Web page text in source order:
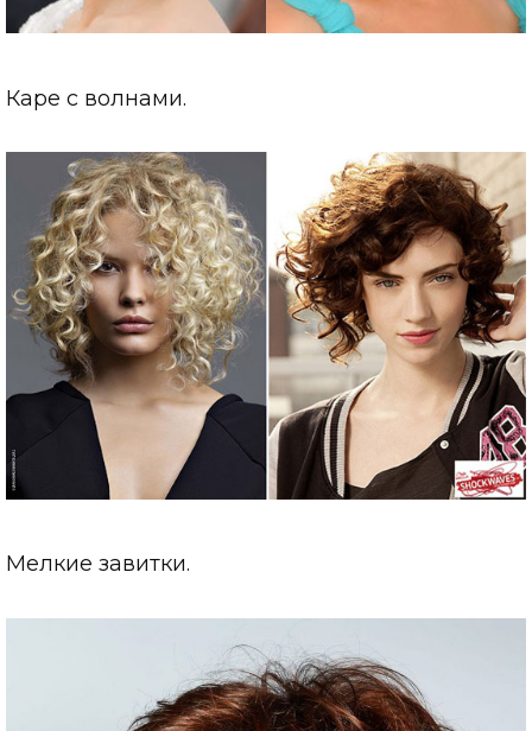
Каре с волнами.
Мелкие завитки.